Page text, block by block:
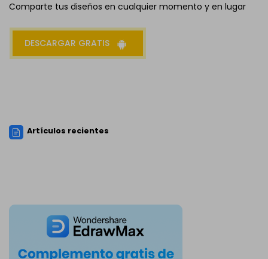
Comparte tus diseños en cualquier momento y en lugar
DESCARGAR GRATIS
Artículos recientes